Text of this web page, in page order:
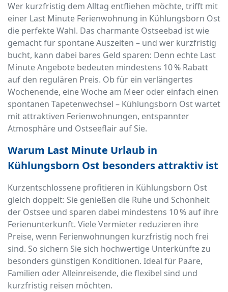
Wer kurzfristig dem Alltag entfliehen möchte, trifft mit
einer Last Minute Ferienwohnung in Kühlungsborn Ost
die perfekte Wahl. Das charmante Ostseebad ist wie
gemacht für spontane Auszeiten – und wer kurzfristig
bucht, kann dabei bares Geld sparen: Denn echte Last
Minute Angebote bedeuten mindestens 10 % Rabatt
auf den regulären Preis. Ob für ein verlängertes
Wochenende, eine Woche am Meer oder einfach einen
spontanen Tapetenwechsel – Kühlungsborn Ost wartet
mit attraktiven Ferienwohnungen, entspannter
Atmosphäre und Ostseeflair auf Sie.
Warum Last Minute Urlaub in
Kühlungsborn Ost besonders attraktiv ist
Kurzentschlossene profitieren in Kühlungsborn Ost
gleich doppelt: Sie genießen die Ruhe und Schönheit
der Ostsee und sparen dabei mindestens 10 % auf ihre
Ferienunterkunft. Viele Vermieter reduzieren ihre
Preise, wenn Ferienwohnungen kurzfristig noch frei
sind. So sichern Sie sich hochwertige Unterkünfte zu
besonders günstigen Konditionen. Ideal für Paare,
Familien oder Alleinreisende, die flexibel sind und
kurzfristig reisen möchten.